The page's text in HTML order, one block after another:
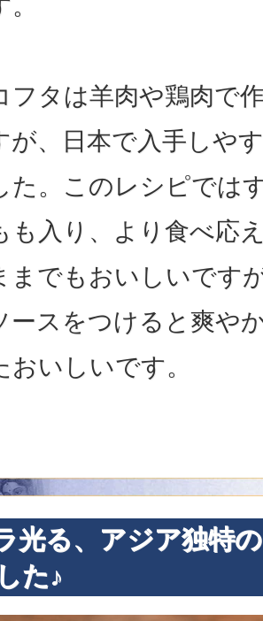
フタは羊肉や鶏肉で
が、日本で入手しや
た。このレシピでは
も入り、より食べ応
までもおいしいです
ースをつけると爽や
いしいです。
光る、アジア独特
た♪